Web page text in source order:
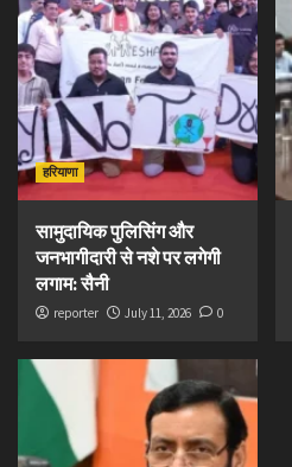
हरियाणा
सामुदायिक पुलिसिंग और
जनभागीदारी से नशे पर लगेगी
लगाम: सैनी
reporter July 11, 2026 0